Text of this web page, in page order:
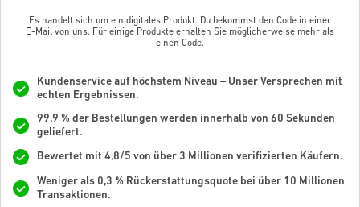
Es handelt sich um ein digitales Produkt. Du bekommst den Code in einer
E-Mail von uns. Für einige Produkte erhalten Sie möglicherweise mehr als
einen Code.
Kundenservice auf höchstem Niveau – Unser Versprechen mit
echten Ergebnissen.
99,9 % der Bestellungen werden innerhalb von 60 Sekunden
geliefert.
Bewertet mit 4,8/5 von über 3 Millionen verifizierten Käufern.
Weniger als 0,3 % Rückerstattungsquote bei über 10 Millionen
Transaktionen.